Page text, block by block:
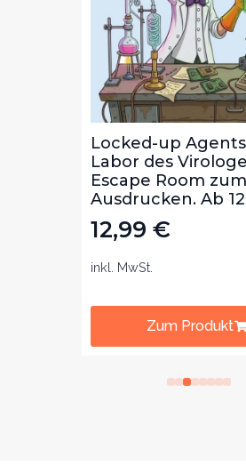
Locked-up
Labor des
Escape Room zum
Ausdrucken. Ab
12,99 €
inkl. MwSt.
Zum Produkt